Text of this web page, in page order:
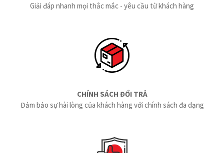
Giải đáp nhanh mọi thắc mắc - yêu cầu từ khách hàng
CHÍNH SÁCH ĐỔI TRẢ
Đảm bảo sự hài lòng của khách hàng với chính sách đa dạng